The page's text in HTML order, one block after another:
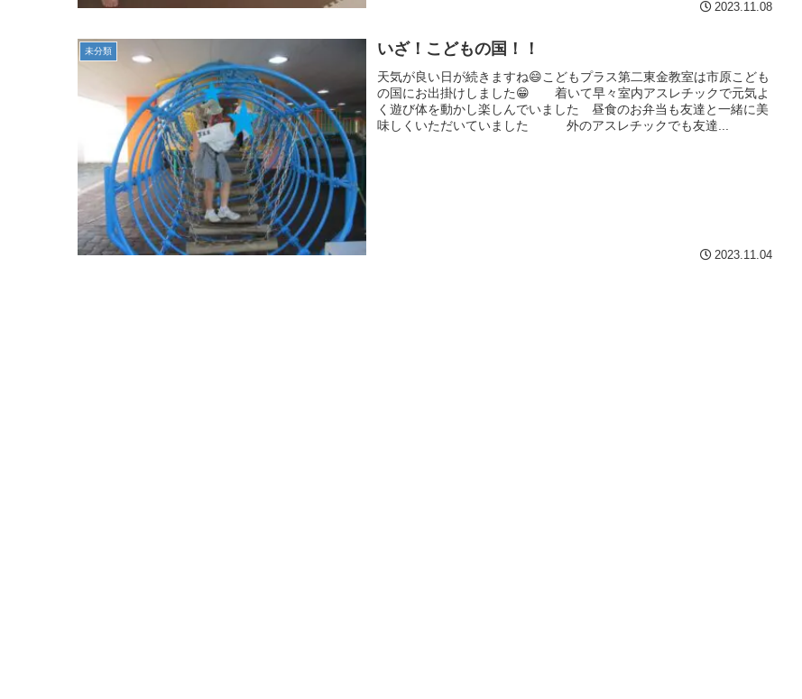
2023.11.08
未分類 いざ！こどもの国！！
天気が良い日が続きますね😄こどもプラス第二東金教室は市原こども
の国にお出掛けしました😁 着いて早々室内アスレチックで元気よ
く遊び体を動かし楽しんでいました 昼食のお弁当も友達と一緒に美
味しくいただいていました 外のアスレチックでも友達...
2023.11.04